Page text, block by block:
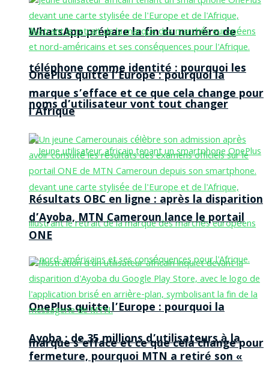
WhatsApp prépare la fin du numéro de
téléphone comme identité : pourquoi les
noms d’utilisateur vont tout changer
OnePlus quitte l’Europe : pourquoi la
marque s’efface et ce que cela change pour
OnePlus quitte l’Europe : pourquoi la
marque s’efface et ce que cela change pour
l’Afrique
Résultats OBC en ligne : après la disparition
d’Ayoba, MTN Cameroun lance le portail
ONE
Ayoba : de 35 millions d’utilisateurs à la
fermeture, pourquoi MTN a retiré son «